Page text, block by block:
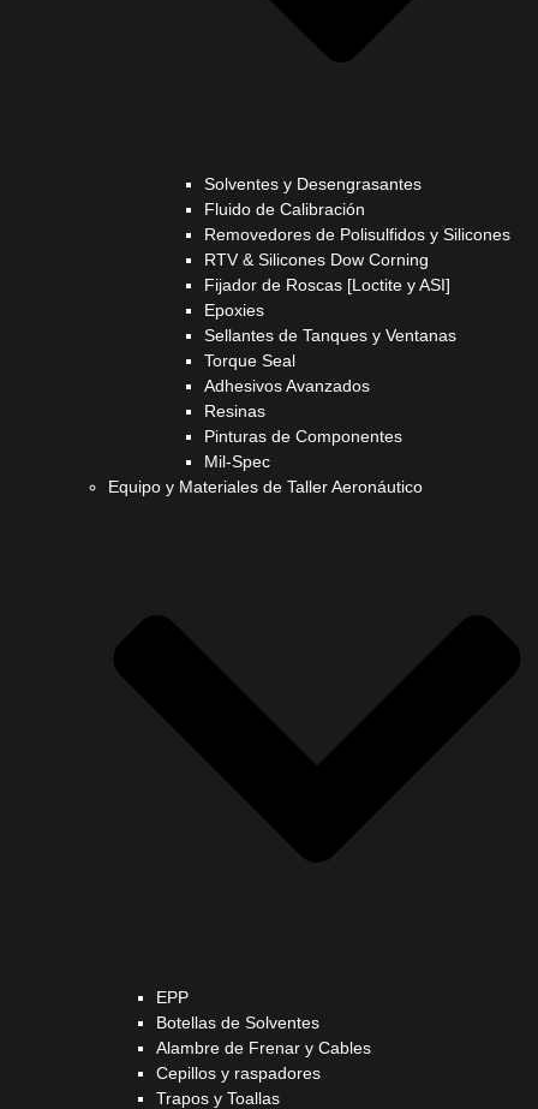
Solventes y Desengrasantes
Fluido de Calibración
Removedores de Polisulfidos y Silicones
RTV & Silicones Dow Corning
Fijador de Roscas [Loctite y ASI]
Epoxies
Sellantes de Tanques y Ventanas
Torque Seal
Adhesivos Avanzados
Resinas
Pinturas de Componentes
Mil-Spec
Equipo y Materiales de Taller Aeronáutico
EPP
Botellas de Solventes
Alambre de Frenar y Cables
Cepillos y raspadores
Trapos y Toallas